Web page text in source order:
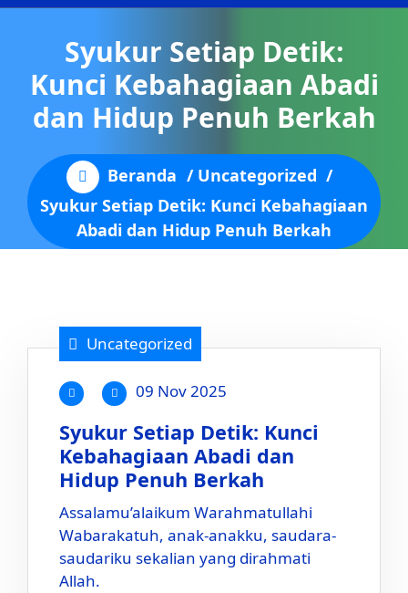
Syukur Setiap Detik:
Kunci Kebahagiaan Abadi
dan Hidup Penuh Berkah
Beranda / Uncategorized /
Syukur Setiap Detik: Kunci Kebahagiaan
Abadi dan Hidup Penuh Berkah
Uncategorized
09 Nov 2025
Syukur Setiap Detik: Kunci
Kebahagiaan Abadi dan
Hidup Penuh Berkah
Assalamu’alaikum Warahmatullahi
Wabarakatuh, anak-anakku, saudara-
saudariku sekalian yang dirahmati
Allah.